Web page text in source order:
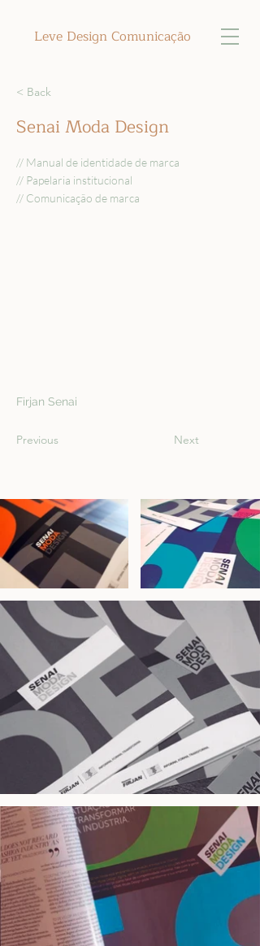
Leve Design Comunicação
< Back
Senai Moda Design
// Manual de identidade de marca
// Papelaria institucional
// Comunicação de marca
Firjan Senai
Previous Next